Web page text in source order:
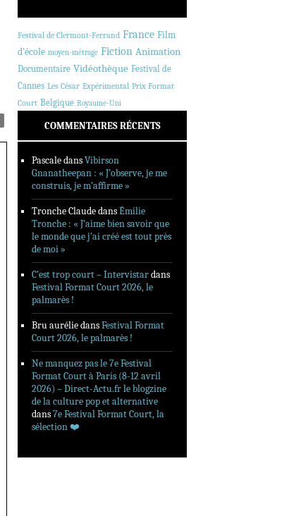
Festival de Clermont-Ferrand France Film
d'école moyen-métrage Fiction Animation
Documentaire Vidéothèque Festival de
Cannes Les César Expérimental Prix Format
Court Belgique Royaume-Uni
COMMENTAIRES RÉCENTS
PascaledansVibirson
Gnanatheepan : « J’observe, je me
construis, je m’affirme »
Tronche ClaudedansÉmilie
Tronche : « J’aime bien savoir que
le monde que j’ai créé est tout près
de moi »
C’est trop court – Intervistardans
Festival Format Court 2026, le
palmarès !
Bru auréliedansFestival Format
Court 2026, le palmarès !
Ne manquez pas le 7e Festival
Format Court à Paris (8-12 avril
2026) – Direct-Actu.fr le blogzine
de la culture pop et alternative
dans7e Festival Format Court, la
sélection ❤️‍